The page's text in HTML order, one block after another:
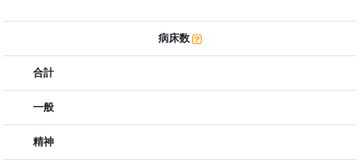
病床数
合計
一般
精神